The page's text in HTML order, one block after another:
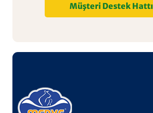
Müşteri Destek Hattı